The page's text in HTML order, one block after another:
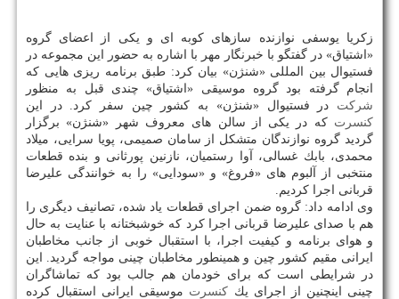
زكریا یوسفی نوازنده سازهای كوبه ای و یكی از اعضای گروه
«اشتیاق» در گفتگو با خبرنگار مهر با اشاره به حضور این مجموعه در
فستیوال بین المللی «شنژن» بیان كرد: طبق برنامه ریزی هایی كه
انجام گرفته بود گروه موسیقی «اشتیاق» چندی قبل به منظور
شركت در فستیوال «شنژن» به كشور چین سفر كرد. در این
كنسرت كه در یكی از سالن های معروف شهر «شنژن» برگزار
گردید گروه نوازندگان متشكل از سامان صمیمی، پویا سرایی، میلاد
محمدی، بابك غسالی، آوا رستمیان، نازنین پورثانی و بنده قطعات
منتخبی از آلبوم های «فروغ» و «سودایی» را به خوانندگی علیرضا
قربانی اجرا كردیم.
وی ادامه داد: گروه ضمن اجرای قطعات یاد شده، تصانیف دیگری را
هم با صدای علیرضا قربانی اجرا كرد كه خوشبختانه با عنایت به حال
و هوای برنامه و كیفیت اجرا، با استقبال خوبی از جانب مخاطبان
ایرانی مقیم كشور چین و همینطور مخاطبان چینی مواجه گردید. این
در شرایطی است كه برای خودمان هم جالب بود كه تماشاگران
چینی اینچنین از اجرای یك كنسرت موسیقی ایرانی استقبال كرده